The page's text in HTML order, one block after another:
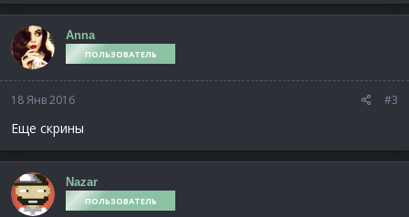
Anna
ПОЛЬЗОВАТЕЛЬ
18 Янв 2016 #3
Еще скрины
Nazar
ПОЛЬЗОВАТЕЛЬ